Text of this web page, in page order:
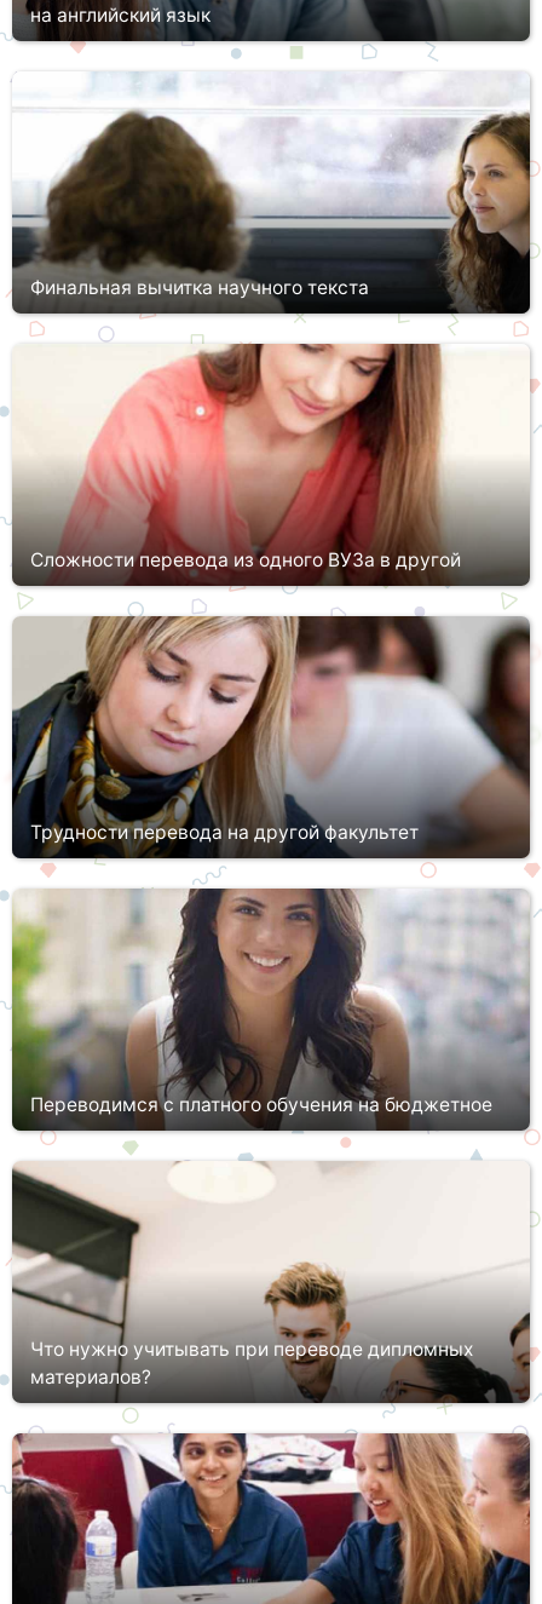
на английский язык
Одним из главных требований для публикации научных статей в
международных журналах является перевод материала на
английский язык. Далеко не каждый ученый или аспирант в
силах выпол...
Финальная вычитка научного текста
Финальная вычитка научного текста осуществляется в
процессе перевода или после написания работы. Работа
проводится переводчиком или специалистами, в лице
профессиональных компаний....
Сложности перевода из одного ВУЗа в другой
По определенным обстоятельствам, студенту может
потребоваться перевод в другой ВУЗ. Существует
определенный алгоритм действий, который поможет
учащемуся перейти в другой институт. ...
Трудности перевода на другой факультет
Выбирая факультет и специальность, студенты представляют
учебный процесс, задают себе определенный вектор движения
и строят планы на будущее. В процессе обучения может
оказаться, ч...
Переводимся с платного обучения на бюджетное
Каждый студент, который проходит обучению в вузе по
контракту, рассчитывает на возможность переведения на
финансируемое государством, бюджетное место. Однако, не
все знают, в каком...
Что нужно учитывать при переводе дипломных
материалов?
Бывают случаи, когда для написания дипломных работ автору
приходится знакомиться с трудами, написанными на
иностранном языке. Чтобы разобраться в теме, исследователю
необходимо кач...